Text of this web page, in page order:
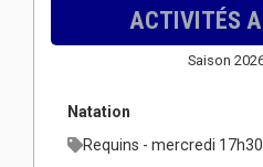
ACTIVITÉS
Saison
Natation
Requins - mercredi 17h30